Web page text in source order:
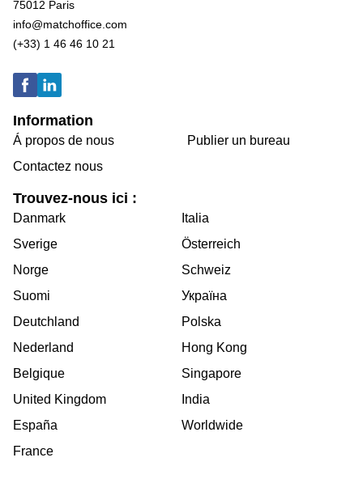
75012 Paris
info@matchoffice.com
(+33) 1 46 46 10 21
Information
Á propos de nous
Contactez nous
Publier un bureau
Trouvez-nous ici :
Danmark
Sverige
Norge
Suomi
Deutchland
Nederland
Belgique
United Kingdom
España
France
Italia
Österreich
Schweiz
Україна
Polska
Hong Kong
Singapore
India
Worldwide